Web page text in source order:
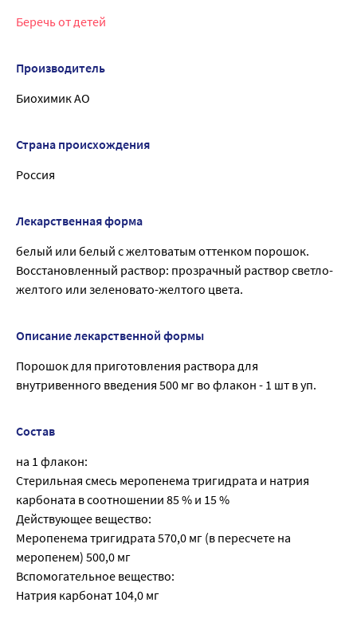
Беречь от детей
Производитель
Биохимик АО
Страна происхождения
Россия
Лекарственная форма
белый или белый с желтоватым оттенком порошок.
Восстановленный раствор: прозрачный раствор светло-
желтого или зеленовато-желтого цвета.
Описание лекарственной формы
Порошок для приготовления раствора для
внутривенного введения 500 мг во флакон - 1 шт в уп.
Состав
на 1 флакон:
Стерильная смесь меропенема тригидрата и натрия
карбоната в соотношении 85 % и 15 %
Действующее вещество:
Меропенема тригидрата 570,0 мг (в пересчете на
меропенем) 500,0 мг
Вспомогательное вещество:
Натрия карбонат 104,0 мг